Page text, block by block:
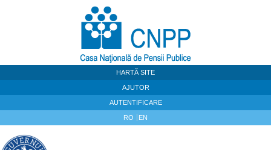
HARTĂ SITE
AJUTOR
AUTENTIFICARE
RO EN